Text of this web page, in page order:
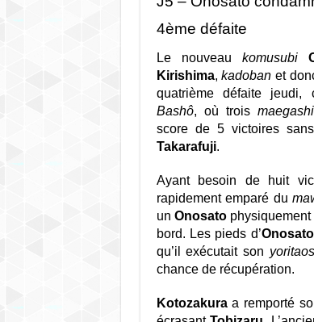
4ème défaite
Le nouveaukomusubi
Kirishima,kadoban et
quatrième défaite jeudi,
Bashô, où trois
score de 5 victoires
Takarafuji.
Ayant besoin de huit
rapidement emparé du
un Onosatophysiquement
bord. Les pieds d’Onosato
qu’il exécutait son
chance de récupération.
Kotozakuraa remporté